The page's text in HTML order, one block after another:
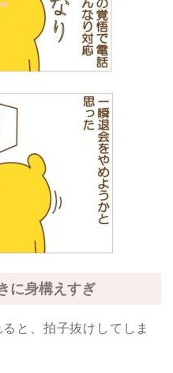
に身構えすぎ
と、拍子抜けしてしま